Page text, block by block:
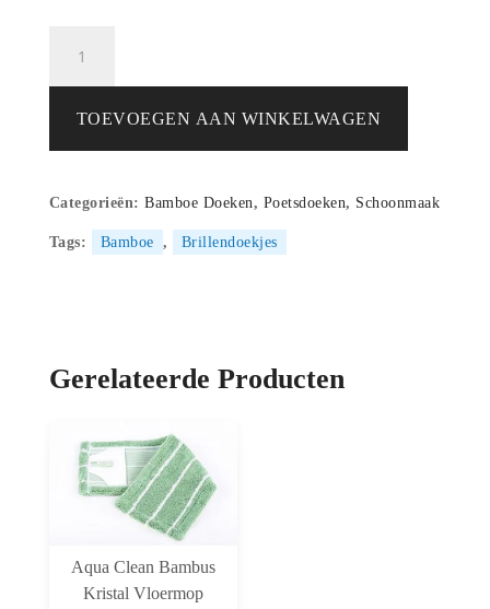
Clean
Bambus
Kristall
Doekjes
set
TOEVOEGEN AAN WINKELWAGEN
Categorieën:Bamboe Doeken, Poetsdoeken, Schoonmaak
Tags: Bamboe , Brillendoekjes
Gerelateerde Producten
Aqua Clean Bambus
Kristal Vloermop